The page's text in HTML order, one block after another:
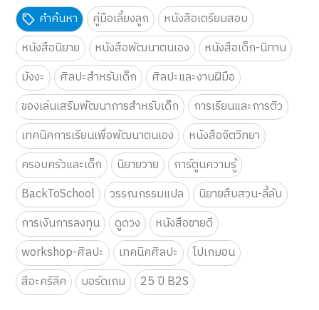
คำค้นหา คู่มือเลี้ยงลูก
หนังสือเตรียมสอบ
หนังสือนิยาย
หนังสือพัฒนาตนเอง
หนังสือเด็ก-นิทาน
มังงะ
ศิลปะสำหรับเด็ก
ศิลปะและงานฝีมือ
ของเล่นเสริมพัฒนาการสำหรับเด็ก
การเรียนและการติว
เทคนิคการเรียนเพื่อพัฒนาตนเอง
หนังสือจิตวิทยา
ครอบครัวและเด็ก
นิยายวาย
การ์ตูนความรู้
BackToSchool
วรรณกรรมแปล
นิยายสืบสวน-ลี้ลับ
การเงินการลงทุน
ดูดวง
หนังสือขายดี
workshop-ศิลปะ
เทคนิคศิลปะ
โปเกมอน
สีอะคริลิค
บอร์ดเกม 25 ปี B2S